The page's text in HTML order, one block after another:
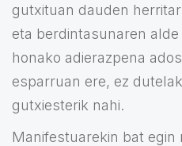
gutxituan dauden
eta berdintasunaren
honako adierazpena
esparruan ere, ez
gutxiesterik nahi.
Manifestuarekin bat egin